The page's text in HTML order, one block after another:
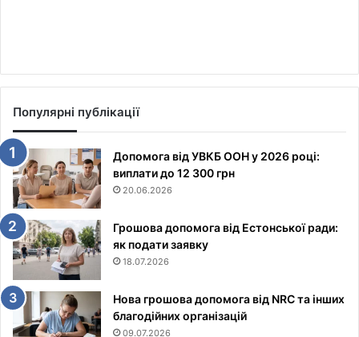
Популярні публікації
Допомога від УВКБ ООН у 2026 році:
виплати до 12 300 грн
20.06.2026
Грошова допомога від Естонської ради:
як подати заявку
18.07.2026
Нова грошова допомога від NRC та інших
благодійних організацій
09.07.2026